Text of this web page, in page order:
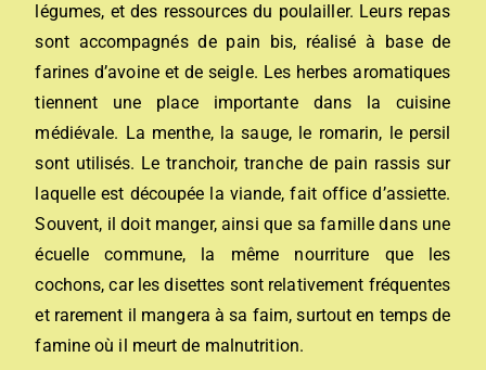
légumes, et des ressources du poulailler. Leurs repas
sont accompagnés de pain bis, réalisé à base de
farines d’avoine et de seigle. Les herbes aromatiques
tiennent une place importante dans la cuisine
médiévale. La menthe, la sauge, le romarin, le persil
sont utilisés. Le tranchoir, tranche de pain rassis sur
laquelle est découpée la viande, fait office d’assiette.
Souvent, il doit manger, ainsi que sa famille dans une
écuelle commune, la même nourriture que les
cochons, car les disettes sont relativement fréquentes
et rarement il mangera à sa faim, surtout en temps de
famine où il meurt de malnutrition.